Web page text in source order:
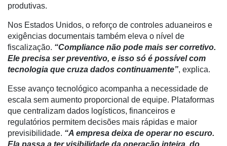
Agenda
Agricultura
de
Precisão
Automação
Robótica
Conectividade
Dados
e
produtivas.
Nos Estados Unidos, o reforço de controles aduaneiros e
exigências documentais também eleva o nível de
fiscalização. “Compliance não pode mais ser corretivo.
Ele precisa ser preventivo, e isso só é possível com
tecnologia que cruza dados continuamente”, explica.
Esse avanço tecnológico acompanha a necessidade de
escala sem aumento proporcional de equipe. Plataformas
que centralizam dados logísticos, financeiros e
regulatórios permitem decisões mais rápidas e maior
previsibilidade. “A empresa deixa de operar no escuro.